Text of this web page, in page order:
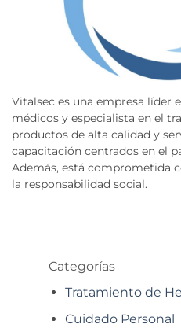
Vitalsec es una empresa líder
médicos y especialista en el
productos de alta calidad y
capacitación centrados en el
Además, está comprometida
la responsabilidad social.
Categorías
Tratamiento de
Cuidado Personal